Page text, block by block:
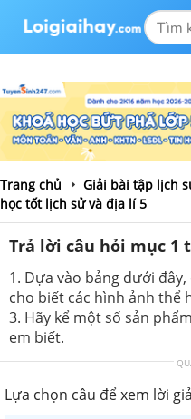
Trang chủ
Giải bài tập lịch
học tốt lịch sử và địa lí 5
Trả lời câu hỏi mục 1
1. Dựa vào bảng dưới
cho biết các hình ảnh thể
3. Hãy kể một số sản
em biết.
Lựa chọn câu để xem lời